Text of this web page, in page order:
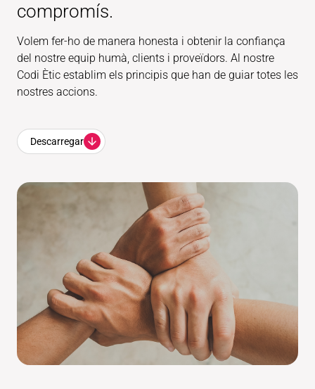
compromís.
Volem fer-ho de manera honesta i obtenir la confiança
del nostre equip humà, clients i proveïdors. Al nostre
Codi Ètic establim els principis que han de guiar totes les
nostres accions.
Descarregar